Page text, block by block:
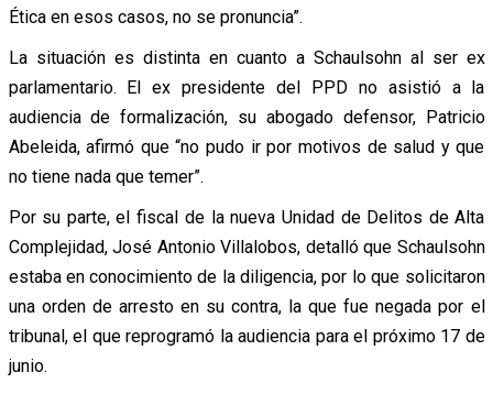
Ética en esos casos, no se pronuncia”.
La situación es distinta en cuanto a Schaulsohn al ser ex
parlamentario. El ex presidente del PPD no asistió a la
audiencia de formalización, su abogado defensor, Patricio
Abeleida, afirmó que “no pudo ir por motivos de salud y que
no tiene nada que temer”.
Por su parte, el fiscal de la nueva Unidad de Delitos de Alta
Complejidad, José Antonio Villalobos, detalló que Schaulsohn
estaba en conocimiento de la diligencia, por lo que solicitaron
una orden de arresto en su contra, la que fue negada por el
tribunal, el que reprogramó la audiencia para el próximo 17 de
junio.